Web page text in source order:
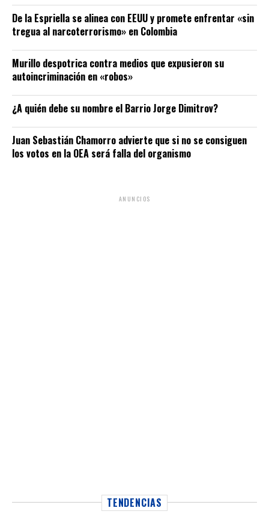
De la Espriella se alinea con EEUU y promete enfrentar «sin
tregua al narcoterrorismo» en Colombia
Murillo despotrica contra medios que expusieron su
autoincriminación en «robos»
¿A quién debe su nombre el Barrio Jorge Dimitrov?
Juan Sebastián Chamorro advierte que si no se consiguen
los votos en la OEA será falla del organismo
ANUNCIOS
TENDENCIAS